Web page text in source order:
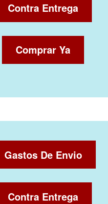
Contra Entrega
Comprar Ya
Gastos De Envio
Contra Entrega